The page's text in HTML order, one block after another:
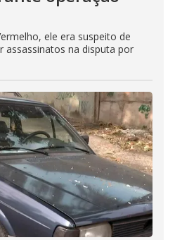
ele era suspeito de
assassinatos na disputa por